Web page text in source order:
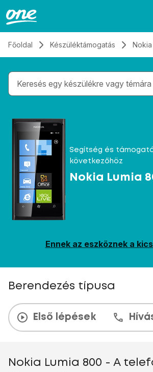
Főoldal Készüléktámogatás Nokia
Gépelés közben megjelennek a
Segítség és
következőhöz
Nokia Lumia
Ennek az eszköznek a
Berendezés típusa
Első lépések
Nokia Lumia 800 - A